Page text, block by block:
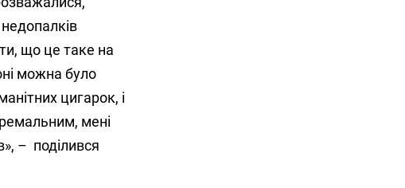
недопалків
що це таке на
можна було
цигарок, і
мені
– поділився